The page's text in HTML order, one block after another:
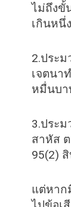
ไม่ถึงขั้
เกินหนึ่
2.ประ
เจตนา
หมื่นบา
3.ประ
สาหัส
95(2)
แต่หาก